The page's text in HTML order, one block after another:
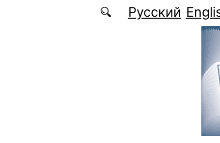
Перейти к основному содержаниюРусский